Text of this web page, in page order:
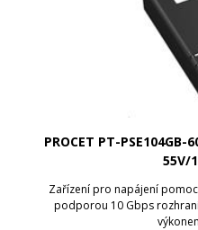
PROCET PT-
55V/
Zařízení pro napájení
podporou 10 Gbps